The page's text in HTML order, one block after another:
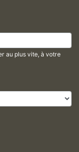
au plus vite, à votre